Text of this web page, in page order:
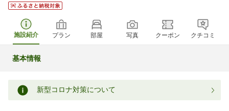
施設紹介 プラン 部屋 写真 クーポン クチコミ
基本情報
新型コロナ対策について